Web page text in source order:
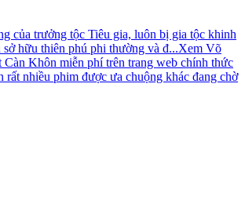
của trưởng tộc Tiêu gia, luôn bị gia tộc khinh
sở hữu thiên phú phi thường và đ...Xem Võ
Khôn miễn phí trên trang web chính thức
rất nhiều phim được ưa chuộng khác đang chờ